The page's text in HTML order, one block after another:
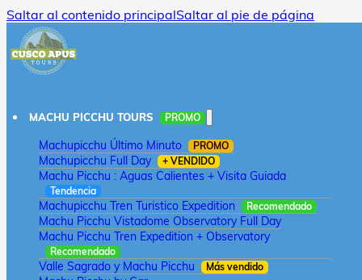
Saltar al contenido principalSaltar al pie de página
MACHU PICCHU TOURS PROMO
Machupicchu Último Minuto PROMO
Machupicchu Full Day + VENDIDO
Machu Picchu : Aguas Calientes + Visita Guiada
Tendencia
Machupicchu Tren Turistico Expedition Recomendado
Machu Picchu Vistadome Observatory Full Day
Machu Picchu Tren Expedition + Observatory
Recomendado
Valle Sagrado y Machu Picchu Más vendido